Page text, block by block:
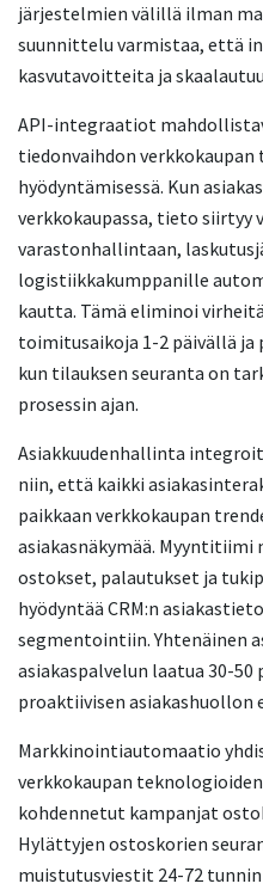
järjestelmien välillä ilman
suunnittelu varmistaa, että
kasvutavoitteita ja
API-integraatiot
tiedonvaihdon
hyödyntämisessä. Kun
verkkokaupassa, tieto
varastonhallintaan,
logistiikkakumppanille
kautta. Tämä eliminoi
toimitusaikoja 1-2 päivällä ja
kun tilauksen seuranta on
prosessin ajan.
Asiakkuudenhallinta
niin, että kaikki
paikkaan verkkokaupan
asiakasnäkymää. Myyntitiimi
ostokset, palautukset ja
hyödyntää CRM:n
segmentointiin. Yhtenäinen
asiakaspalvelun laatua 30-
proaktiivisen asiakashuollon
Markkinointiautomaatio
verkkokaupan
kohdennetut kampanjat
Hylättyjen ostoskorien
muistutusviestit 24-72